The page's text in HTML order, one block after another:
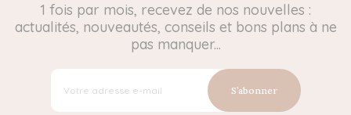
1 fois par mois, recevez de nos nouvelles :
actualités, nouveautés, conseils et bons plans à ne
pas manquer...
S’abonner